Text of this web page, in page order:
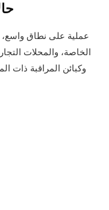
عملية على نطاق واسع،
الخاصة، والمحلات
وكبائن المراقبة ذات